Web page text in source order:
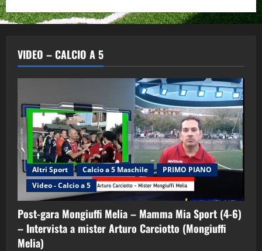
VIDEO – CALCIO A 5
Altri Sport Calcio a 5 Maschile
PRIMO PIANO
Video - Calcio a 5
Post-gara Mongiuffi Melia – Mamma Mia Sport (4-6)
– Intervista a mister Arturo Carciotto (Mongiuffi
Melia)